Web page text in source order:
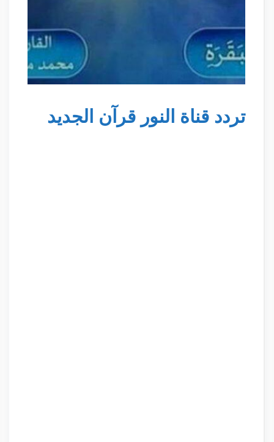
تردد قناة النور قرآن الجديد